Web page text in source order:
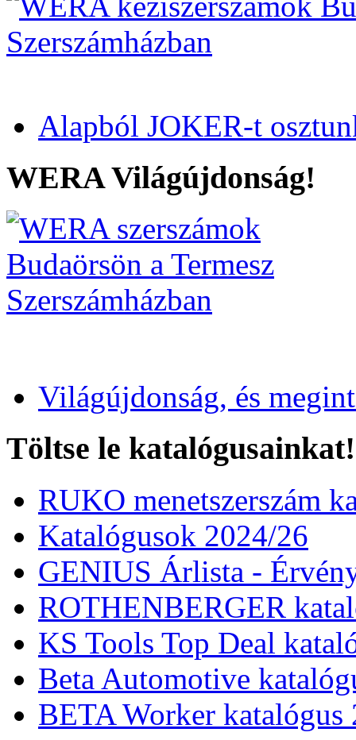
Alapból JOKER-t
WERA Világújdonság!
Világújdonság, és
Töltse le katalógusainkat!
RUKO menetszerszám
Katalógusok 2024/26
GENIUS Árlista -
ROTHENBERGER
KS Tools Top Deal
Beta Automotive
BETA Worker katalógus